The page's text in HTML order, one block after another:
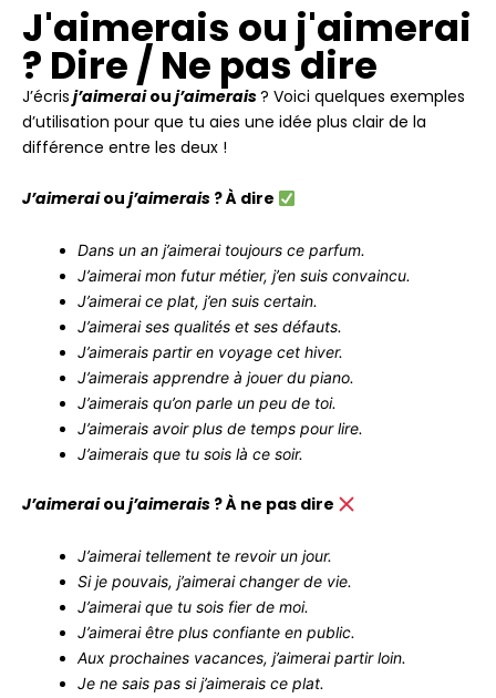
J'aimerais ou j'aimerai
? Dire / Ne pas dire
J’écris j’aimeraiou j’aimerais? Voici quelques exemples
d’utilisation pour que tu aies une idée plus clair de la
différence entre les deux !
J’aimeraiou j’aimerais ? À dire
Dans un an j’aimerai toujours ce parfum.
J’aimerai mon futur métier, j’en suis convaincu.
J’aimerai ce plat, j’en suis certain.
J’aimerai ses qualités et ses défauts.
J’aimerais partir en voyage cet hiver.
J’aimerais apprendre à jouer du piano.
J’aimerais qu’on parle un peu de toi.
J’aimerais avoir plus de temps pour lire.
J’aimerais que tu sois là ce soir.
J’aimeraiou j’aimerais ? À ne pas dire
J’aimerai tellement te revoir un jour.
Si je pouvais, j’aimerai changer de vie.
J’aimerai que tu sois fier de moi.
J’aimerai être plus confiante en public.
Aux prochaines vacances, j’aimerai partir loin.
Je ne sais pas si j’aimerais ce plat.